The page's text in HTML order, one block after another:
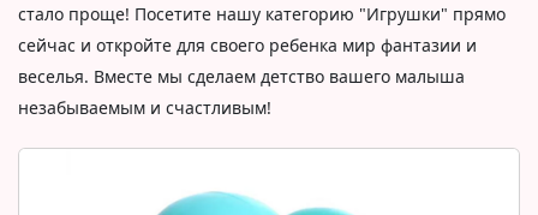
стало проще! Посетите нашу категорию "Игрушки" прямо
сейчас и откройте для своего ребенка мир фантазии и
веселья. Вместе мы сделаем детство вашего малыша
незабываемым и счастливым!